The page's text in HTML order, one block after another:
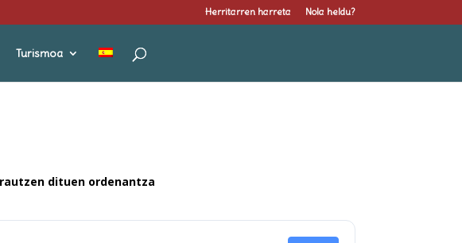
Herritarren harreta Nola heldu?
Turismoa
dituen ordenantza